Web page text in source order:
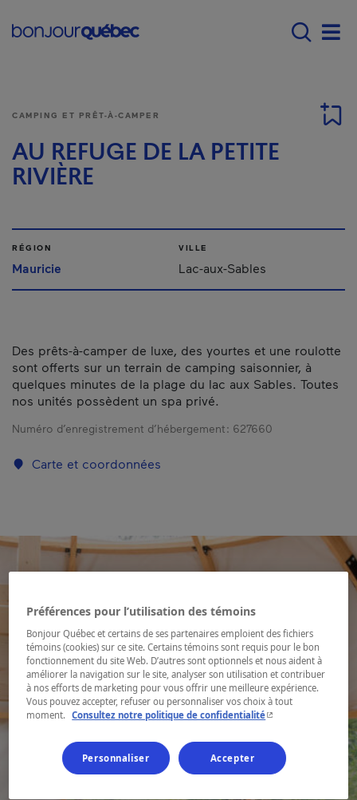
Main navigation -
CAMPING ET PRÊT-À-CAMPER
AU REFUGE DE LA PETITE
RIVIÈRE
RÉGION
Mauricie
VILLE
Lac-aux-Sables
Des prêts-à-camper de luxe, des yourtes et une roulotte
sont offerts sur un terrain de camping saisonnier, à
quelques minutes de la plage du lac aux Sables. Toutes
nos unités possèdent un spa privé.
Numéro d’enregistrement d’hébergement : 627660
Carte et coordonnées
Préférences pour l’utilisation des témoins
Bonjour Québec et certains de ses partenaires emploient des fichiers
témoins (cookies) sur ce site. Certains témoins sont requis pour le bon
fonctionnement du site Web. D’autres sont optionnels et nous aident à
améliorer la navigation sur le site, analyser son utilisation et contribuer
à nos efforts de marketing pour vous offrir une meilleure expérience.
Vous pouvez accepter, refuser ou personnaliser vos choix à tout
moment.
Consultez notre politique de confidentialité- Cet hyperlien
Personnaliser Accepter